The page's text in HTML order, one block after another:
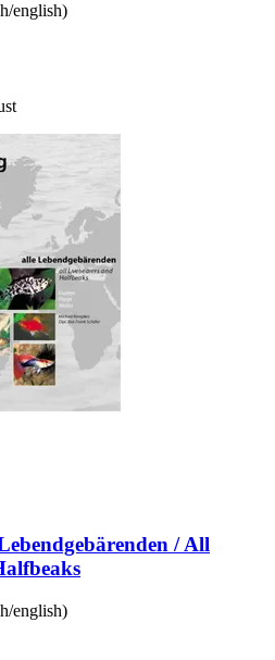
english)
/ All
english)